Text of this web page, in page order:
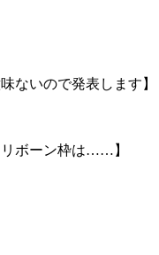
て、
ないので発表します】
リボーン枠は……】